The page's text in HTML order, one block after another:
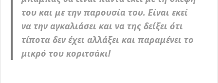
του και με την παρουσία του. Είναι εκεί
να την αγκαλιάσει και να της δείξει ότι
τίποτα δεν έχει αλλάξει και παραμένει το
μικρό του κοριτσάκι!